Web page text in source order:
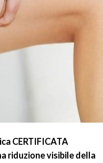
CERTIFICATA
riduzione visibile della